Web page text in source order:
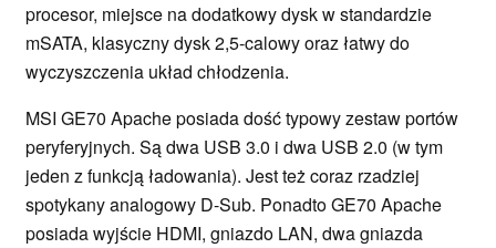
procesor, miejsce na dodatkowy dysk w standardzie
mSATA, klasyczny dysk 2,5-calowy oraz łatwy do
wyczyszczenia układ chłodzenia.
MSI GE70 Apache posiada dość typowy zestaw portów
peryferyjnych. Są dwa USB 3.0 i dwa USB 2.0 (w tym
jeden z funkcją ładowania). Jest też coraz rzadziej
spotykany analogowy D-Sub. Ponadto GE70 Apache
posiada wyjście HDMI, gniazdo LAN, dwa gniazda